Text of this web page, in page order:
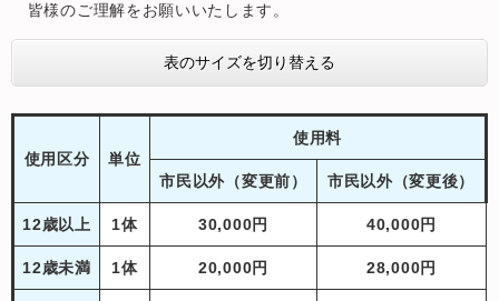
皆様のご理解をお願いいたします。
表のサイズを切り替える
使用区分 単位
使用料
市民以外（変更前） 市民以外（変更後）
12歳以上 1体 30,000円 40,000円
12歳未満 1体 20,000円 28,000円